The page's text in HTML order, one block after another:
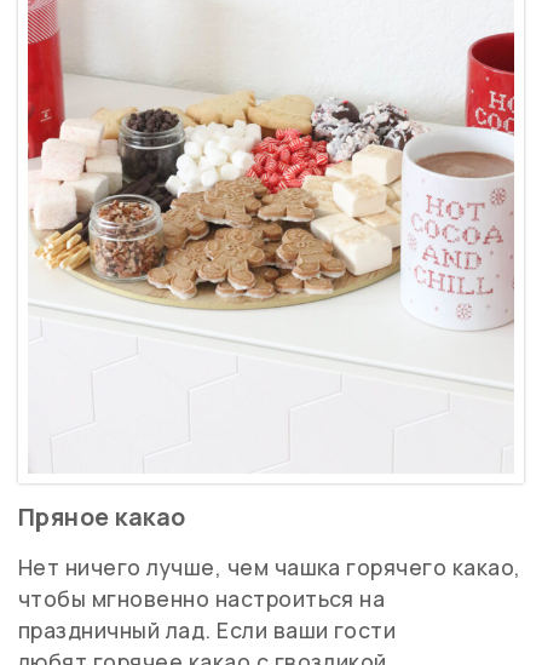
Пряное какао
Нет ничего лучше, чем чашка горячего какао,
чтобы мгновенно настроиться на
праздничный лад. Если ваши гости